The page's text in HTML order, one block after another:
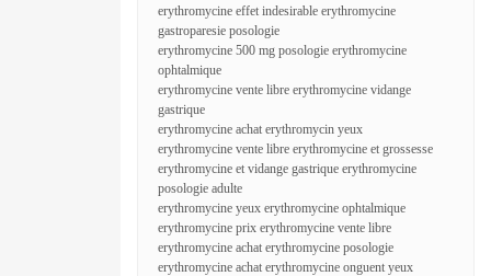
erythromycine effet indesirable erythromycine
gastroparesie posologie
erythromycine 500 mg posologie erythromycine
ophtalmique
erythromycine vente libre erythromycine vidange
gastrique
erythromycine achat erythromycin yeux
erythromycine vente libre erythromycine et grossesse
erythromycine et vidange gastrique erythromycine
posologie adulte
erythromycine yeux erythromycine ophtalmique
erythromycine prix erythromycine vente libre
erythromycine achat erythromycine posologie
erythromycine achat erythromycine onguent yeux